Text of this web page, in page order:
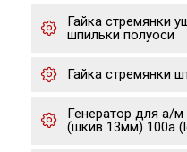
Гайка стремянки
шпильки полуоси
Гайка стремянки
Генератор для а/м
(шкив 13мм) 100a